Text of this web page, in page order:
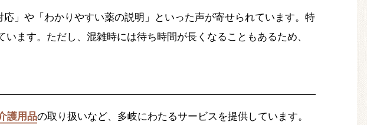
」や「わかりやすい薬の説明」といった声が寄せられています。特
ます。ただし、混雑時には待ち時間が長くなることもあるため、
護用品の取り扱いなど、多岐にわたるサービスを提供しています。